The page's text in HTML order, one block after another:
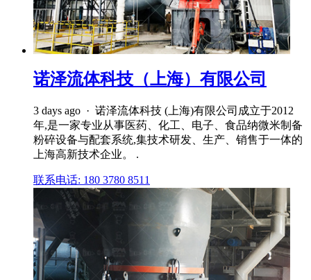
诺泽流体科技（上海）有限公司
3 days ago · 诺泽流体科技 (上海)有限公司成立于2012
年,是一家专业从事医药、化工、电子、食品纳微米制备
粉碎设备与配套系统,集技术研发、生产、销售于一体的
上海高新技术企业。 .
联系电话: 180 3780 8511